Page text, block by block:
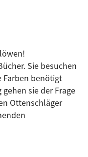
Sie besuchen
Farben benötigt
sie der Frage
Ottenschläger